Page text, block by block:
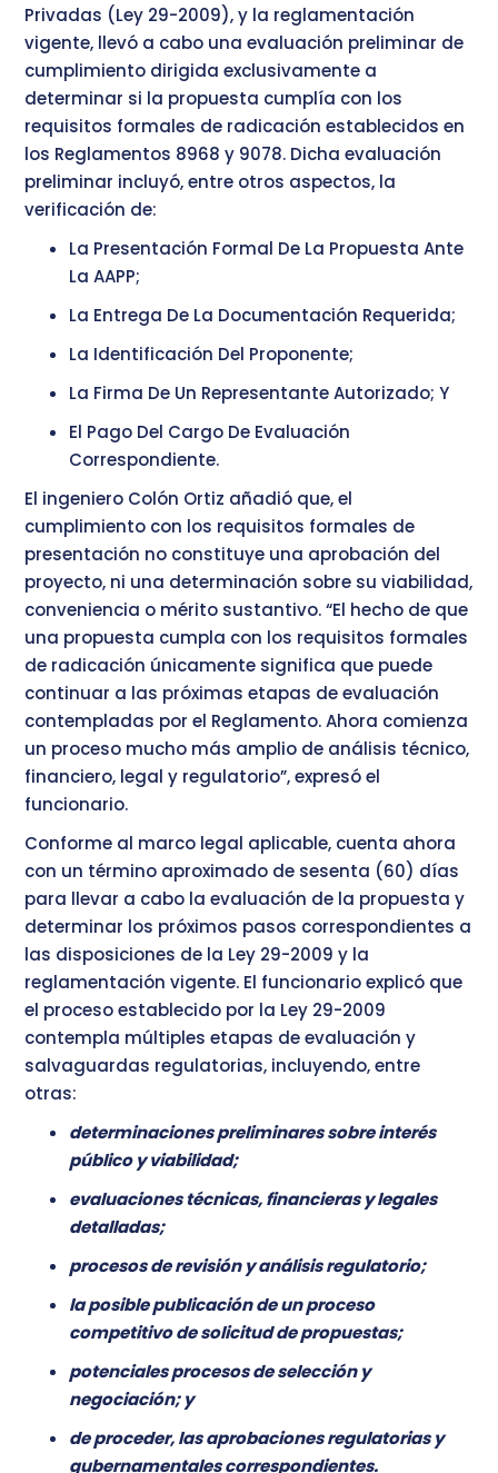
Privadas (Ley 29-2009), y la reglamentación
vigente, llevó a cabo una evaluación preliminar de
cumplimiento dirigida exclusivamente a
determinar si la propuesta cumplía con los
requisitos formales de radicación establecidos en
los Reglamentos 8968 y 9078. Dicha evaluación
preliminar incluyó, entre otros aspectos, la
verificación de:
La Presentación Formal De La Propuesta Ante
La AAPP;
La Entrega De La Documentación Requerida;
La Identificación Del Proponente;
La Firma De Un Representante Autorizado; Y
El Pago Del Cargo De Evaluación
Correspondiente.
El ingeniero Colón Ortiz añadió que, el
cumplimiento con los requisitos formales de
presentación no constituye una aprobación del
proyecto, ni una determinación sobre su viabilidad,
conveniencia o mérito sustantivo. “El hecho de que
una propuesta cumpla con los requisitos formales
de radicación únicamente significa que puede
continuar a las próximas etapas de evaluación
contempladas por el Reglamento. Ahora comienza
un proceso mucho más amplio de análisis técnico,
financiero, legal y regulatorio”, expresó el
funcionario.
Conforme al marco legal aplicable, cuenta ahora
con un término aproximado de sesenta (60) días
para llevar a cabo la evaluación de la propuesta y
determinar los próximos pasos correspondientes a
las disposiciones de la Ley 29-2009 y la
reglamentación vigente. El funcionario explicó que
el proceso establecido por la Ley 29-2009
contempla múltiples etapas de evaluación y
salvaguardas regulatorias, incluyendo, entre
otras:
determinaciones preliminares sobre interés
público y viabilidad;
evaluaciones técnicas, financieras y legales
detalladas;
procesos de revisión y análisis regulatorio;
la posible publicación de un proceso
competitivo de solicitud de propuestas;
potenciales procesos de selección y
negociación; y
de proceder, las aprobaciones regulatorias y
gubernamentales correspondientes.